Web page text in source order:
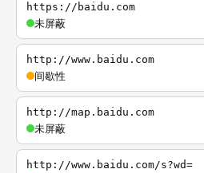
https://baidu.com
未屏蔽
http://www.baidu.com
间歇性
http://map.baidu.com
未屏蔽
http://www.baidu.com/s?wd=